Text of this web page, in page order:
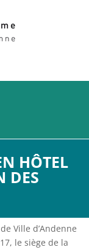
HÔTEL
DES
Ville d’Andenne
le siège de la